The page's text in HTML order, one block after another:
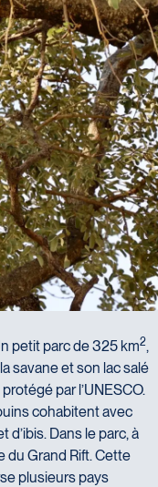
petit parc de 325 km2,
savane et son lac salé
par l’UNESCO.
cohabitent avec
Dans le parc, à
du Grand Rift. Cette
plusieurs pays